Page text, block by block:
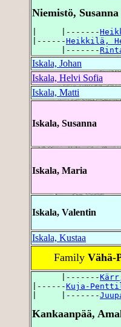
Niemistö, Susanna
|     |-------
|------Heikkilä,
      |-------
Iskala, Johan
Iskala, Helvi Sofia
Iskala, Matti
Iskala, Susanna
Iskala, Maria
Iskala, Valentin
Iskala, Kustaa
Family Vähä-
      |-------
|------Kuja-
|     |-------
Kankaanpää,